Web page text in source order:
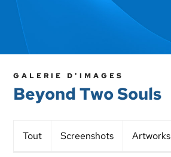
GALERIE D'IMAGES
Beyond Two Souls
Tout Screenshots Artworks